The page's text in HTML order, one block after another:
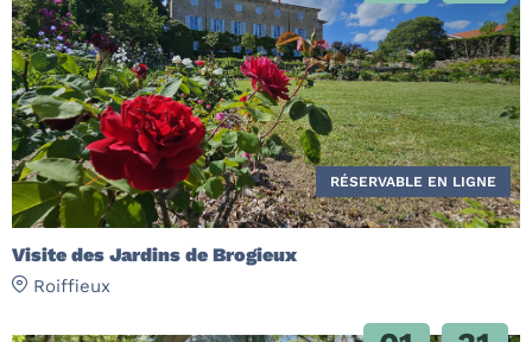
Visite des Jardins de Brogieux
Roiffieux
RÉSERVABLE EN LIGNE